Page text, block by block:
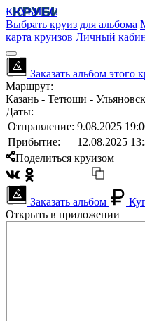
КРУБИСС
Выбрать круиз для альбома
карта круизов Личный
Заказать альбом этого
Маршрут:
Казань - Тетюши -
Даты:
Отправление: 9.08.2025
Прибытие:
12.08.2025
Поделиться круизом
Заказать альбом
Открыть в приложении